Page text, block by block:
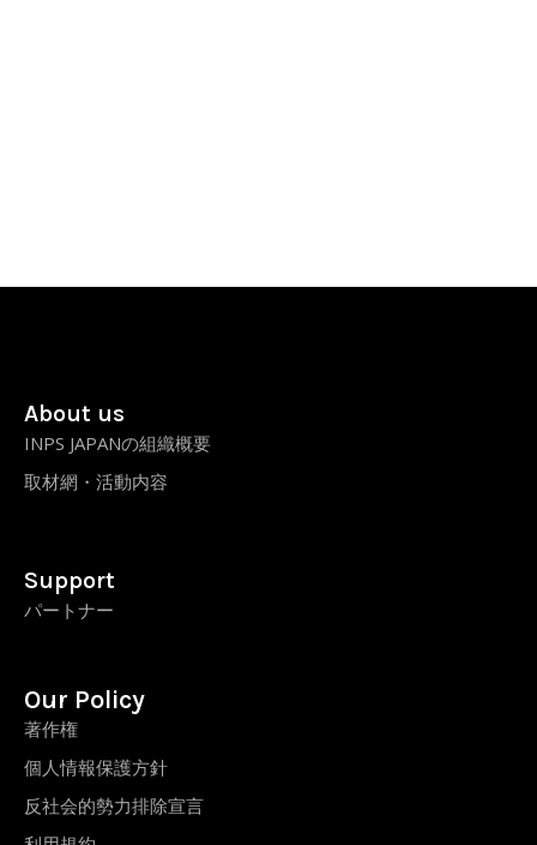
About us
INPS JAPANの組織概要
取材網・活動内容
Support
パートナー
Our Policy
著作権
個人情報保護方針
反社会的勢力排除宣言